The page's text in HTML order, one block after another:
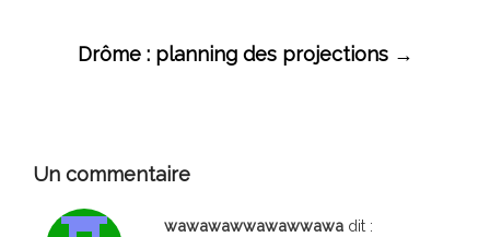
articles
Drôme : planning des projections →
Un commentaire
wawawawwawawwawa dit :